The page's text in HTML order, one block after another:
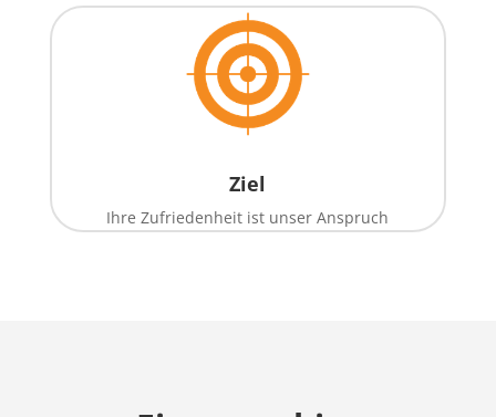
Ziel
Ihre Zufriedenheit ist unser Anspruch